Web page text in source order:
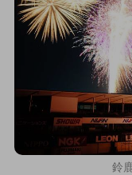
鈴